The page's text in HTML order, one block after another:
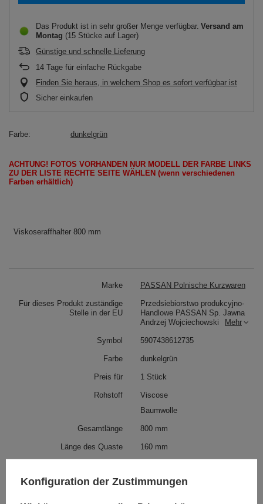
Das Produkt ist in sehr großer Menge verfügbar Versand am
Montag (15 Stücke auf Lager)
Günstige und schnelle Lieferung
14 Tage für einfache Rückgabe
Finden Sie heraus, in welchem Shop es sofort verfügbar ist
Sicher einkaufen
Farbe dunkelgrün
ACHTUNG! FOTOS VORHANDEN NUR MODELL DER FARBE LINKS
ZU DER LISTE RECHTE SEITE WÄHLEN (wenn verschiedenen
Farben erhältlich)
Viskoseraffhalter 800 mm
Marke PASSAN Polnische Kurzwaren
Für dieses Produkt zuständige
Stelle in der EU
Przedsiebiorstwo produkcyjno-
Handlowe PASSAN Sp. Jawna
Andrzej Wojciechowski
Mehr
Symbol 5907438612735
Farbe dunkelgrün
Preis für 1 Stück
Rohstoff
Viscose
Baumwolle
Gesamtlänge 800 mm
Länge des Quaste 160 mm
Siehe auch
Konfiguration der Zustimmungen